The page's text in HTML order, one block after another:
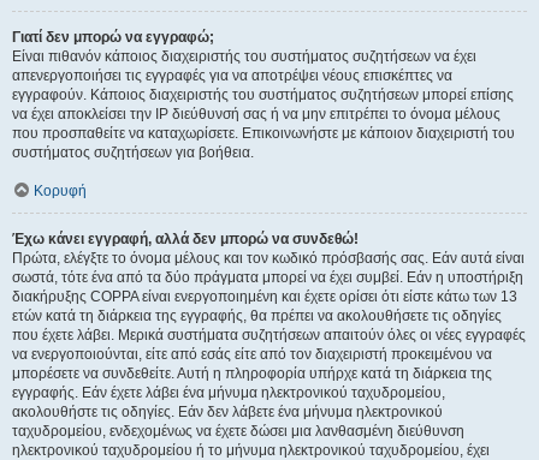
Γιατί δεν μπορώ να εγγραφώ;
Είναι πιθανόν κάποιος διαχειριστής του συστήματος συζητήσεων να έχει
απενεργοποιήσει τις εγγραφές για να αποτρέψει νέους επισκέπτες να
εγγραφούν. Κάποιος διαχειριστής του συστήματος συζητήσεων μπορεί επίσης
να έχει αποκλείσει την IP διεύθυνσή σας ή να μην επιτρέπει το όνομα μέλους
που προσπαθείτε να καταχωρίσετε. Επικοινωνήστε με κάποιον διαχειριστή του
συστήματος συζητήσεων για βοήθεια.
Κορυφή
Έχω κάνει εγγραφή, αλλά δεν μπορώ να συνδεθώ!
Πρώτα, ελέγξτε το όνομα μέλους και τον κωδικό πρόσβασής σας. Εάν αυτά είναι
σωστά, τότε ένα από τα δύο πράγματα μπορεί να έχει συμβεί. Εάν η υποστήριξη
διακήρυξης COPPA είναι ενεργοποιημένη και έχετε ορίσει ότι είστε κάτω των 13
ετών κατά τη διάρκεια της εγγραφής, θα πρέπει να ακολουθήσετε τις οδηγίες
που έχετε λάβει. Μερικά συστήματα συζητήσεων απαιτούν όλες οι νέες εγγραφές
να ενεργοποιούνται, είτε από εσάς είτε από τον διαχειριστή προκειμένου να
μπορέσετε να συνδεθείτε. Αυτή η πληροφορία υπήρχε κατά τη διάρκεια της
εγγραφής. Εάν έχετε λάβει ένα μήνυμα ηλεκτρονικού ταχυδρομείου,
ακολουθήστε τις οδηγίες. Εάν δεν λάβετε ένα μήνυμα ηλεκτρονικού
ταχυδρομείου, ενδεχομένως να έχετε δώσει μια λανθασμένη διεύθυνση
ηλεκτρονικού ταχυδρομείου ή το μήνυμα ηλεκτρονικού ταχυδρομείου, έχει